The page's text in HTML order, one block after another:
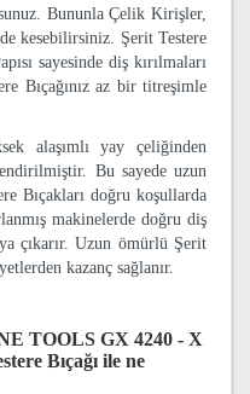
Bununla Çelik Kirişler,
kesebilirsiniz. Şerit Testere
sayesinde diş kırılmaları
Bıçağınız az bir titreşimle
alaşımlı yay çeliğinden
Bu sayede uzun
Bıçakları doğru koşullarda
makinelerde doğru diş
çıkarır. Uzun ömürlü Şerit
kazanç sağlanır.
TOOLS GX 4240 - X
Bıçağı ile ne